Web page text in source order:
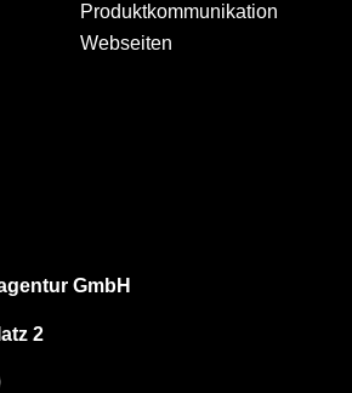
GmbH
2
Produkt­kommuni­kation
Webseiten